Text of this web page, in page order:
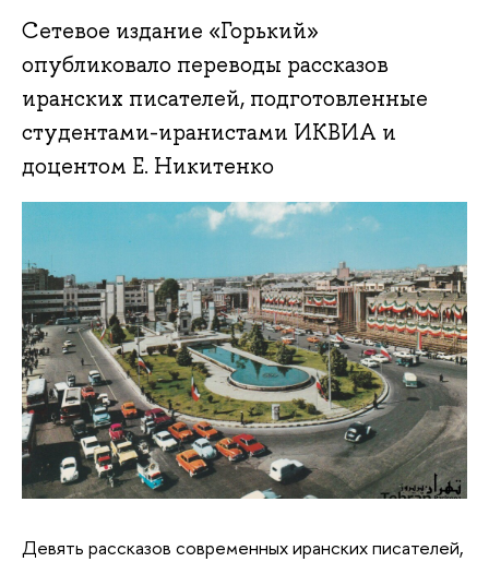
Сетевое издание «Горький»
опубликовало переводы рассказов
иранских писателей, подготовленные
студентами-иранистами ИКВИА и
доцентом Е. Никитенко
Девять рассказов современных иранских писателей,